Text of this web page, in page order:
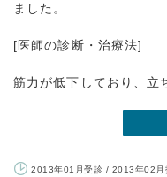
ました。
[医師の診断・治療法]
筋力が低下しており、立
2013年01月受診 / 2013年02月